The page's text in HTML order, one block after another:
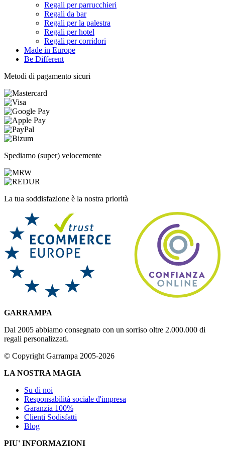
Regali per parrucchieri
Regali da bar
Regali per la palestra
Regali per hotel
Regali per corridori
Made in Europe
Be Different
Metodi di pagamento sicuri
Spediamo (super) velocemente
La tua soddisfazione è la nostra priorità
GARRAMPA
Dal 2005 abbiamo consegnato con un sorriso oltre 2.000.000 di
regali personalizzati.
© Copyright Garrampa 2005-2026
LA NOSTRA MAGIA
Su di noi
Responsabilità sociale d'impresa
Garanzia 100%
Clienti Sodisfatti
Blog
PIU' INFORMAZIONI